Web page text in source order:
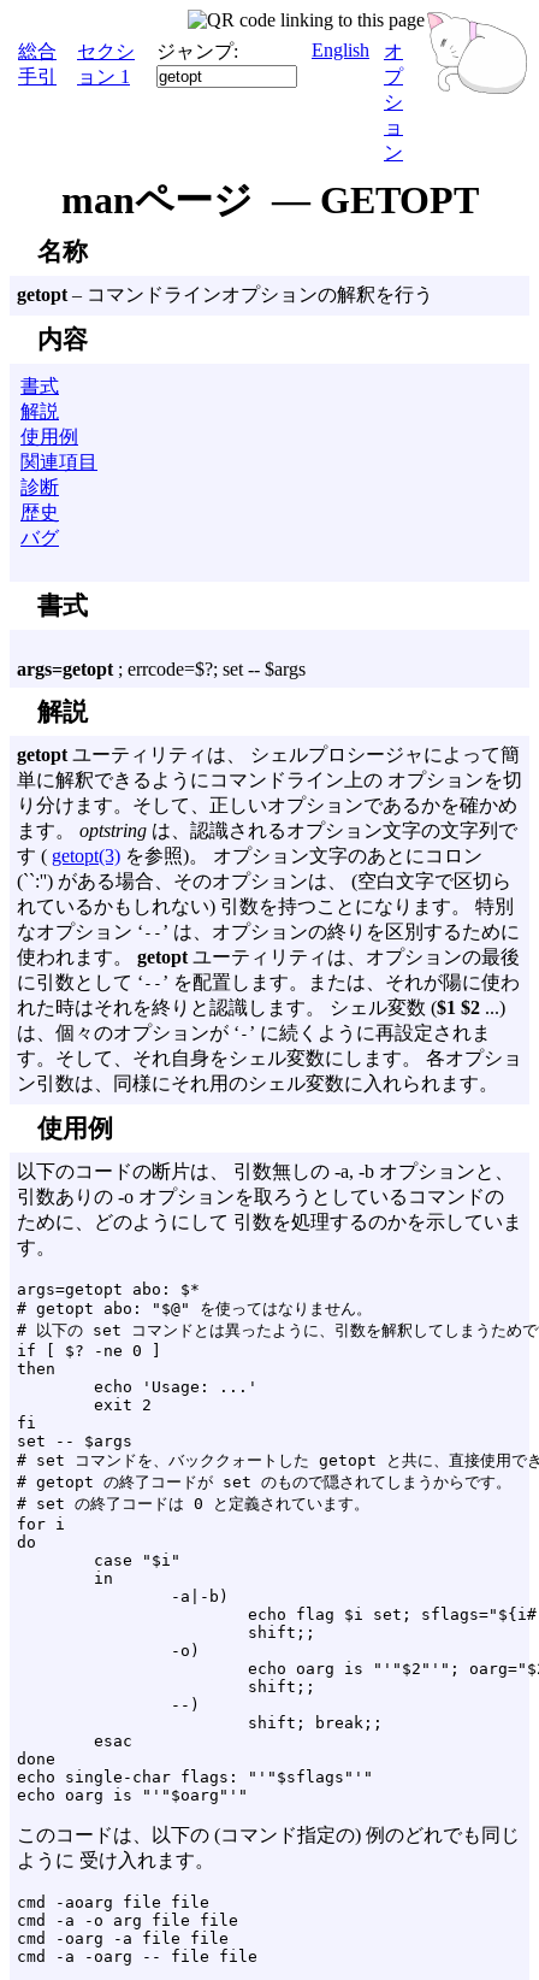
総合
手引
セクシ
ョン 1
ジャンプ: English
オ
プ
シ
ョ
ン
manページ — GETOPT
名称
getopt – コマンドラインオプションの解釈を行う
内容
書式
解説
使用例
関連項目
診断
歴史
バグ
書式
args=getopt ; errcode=$?; set -- $args
解説
getopt ユーティリティは、 シェルプロシージャによって簡
単に解釈できるようにコマンドライン上の オプションを切
り分けます。そして、正しいオプションであるかを確かめ
ます。 optstring は、認識されるオプション文字の文字列で
す ( getopt(3) を参照)。 オプション文字のあとにコロン
(``:'') がある場合、そのオプションは、 (空白文字で区切ら
れているかもしれない) 引数を持つことになります。 特別
なオプション ‘ -- ’ は、オプションの終りを区別するために
使われます。 getopt ユーティリティは、オプションの最後
に引数として ‘ -- ’ を配置します。または、それが陽に使わ
れた時はそれを終りと認識します。 シェル変数 ($1 $2 ...)
は、個々のオプションが ‘ - ’ に続くように再設定されま
す。そして、それ自身をシェル変数にします。 各オプショ
ン引数は、同様にそれ用のシェル変数に入れられます。
使用例
以下のコードの断片は、 引数無しの -a, -b オプションと、
引数ありの -o オプションを取ろうとしているコマンドの
ために、どのようにして 引数を処理するのかを示していま
す。
args=getopt abo: $*
# getopt abo: "$@" を使ってはなりません。
# 以下の set コマンドとは異ったように、引数を解釈してしまうため
if [ $? -ne 0 ]
then
echo 'Usage: ...'
exit 2
fi
set -- $args
# set コマンドを、バッククォートした getopt と共に、直接使用で
# getopt の終了コードが set のもので隠されてしまうからです。
# set の終了コードは 0 と定義されています。
for i
do
case "$i"
in
-a|-b)
echo flag $i set; sflags="${i#-
shift;;
-o)
echo oarg is "'"$2"'";
shift;;
--)
shift; break;;
esac
done
echo single-char flags: "'"$sflags"'"
このコードは、以下の (コマンド指定の) 例のどれでも同じ
ように 受け入れます。
cmd -aoarg file file
cmd -a -o arg file file
cmd -oarg -a file file